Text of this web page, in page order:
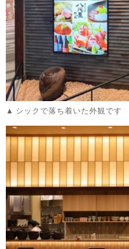
シックで落ち着いた外観です